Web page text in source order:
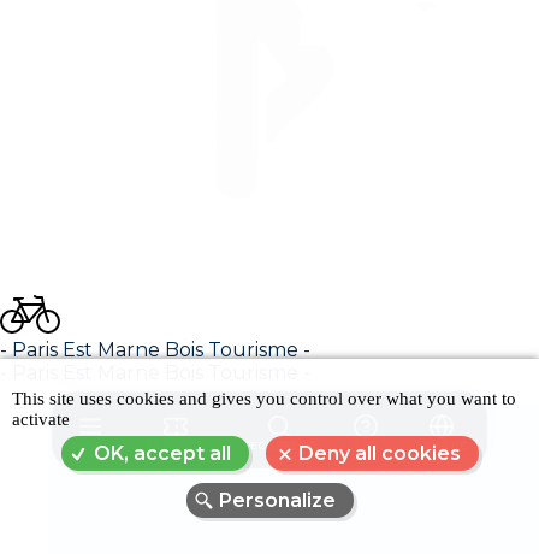
- Paris Est Marne Bois Tourisme -
MENU RÉSERVER RECHERCHE FAQ LANGUE
This site uses cookies and gives you control over what you want to
activate
OK, accept all Deny all cookies
Personalize